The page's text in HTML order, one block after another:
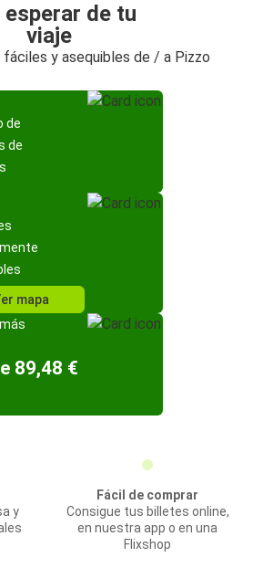
esperar de tu
viaje
fáciles y asequibles de / a Pizzo
de
de
mapa
89,48 €
y
Fácil de comprar
Consigue tus billetes online,
en nuestra app o en una
Flixshop